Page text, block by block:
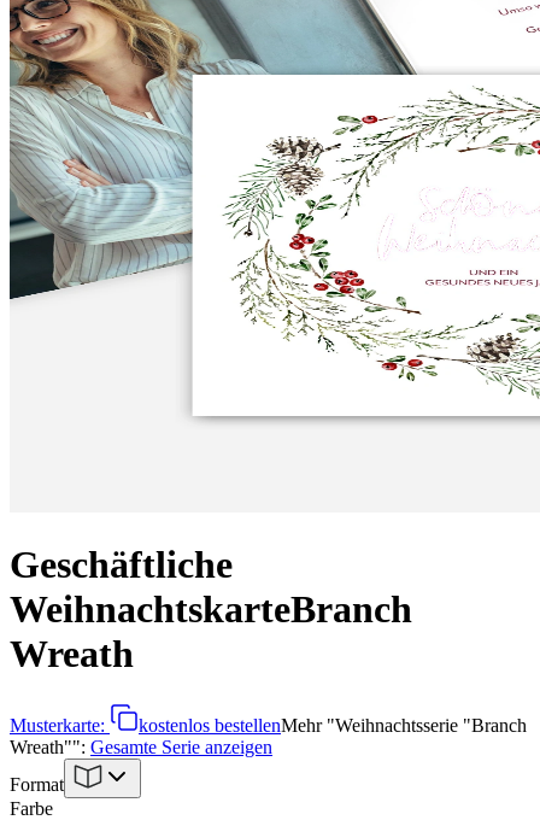
Geschäftliche
WeihnachtskarteBranch
Wreath
Musterkarte: kostenlos bestellenMehr"Weihnachtsserie "Branch
Wreath"": Gesamte Serie anzeigen
Format
Farbe